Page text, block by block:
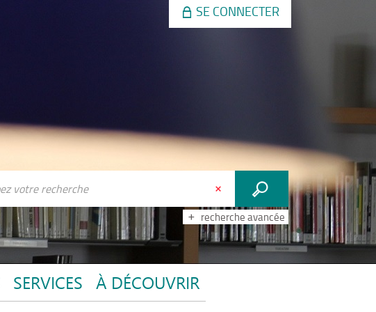
SE CONNECTER
recherche avancée
SERVICES À DÉCOUVRIR